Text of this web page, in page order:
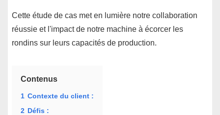
Cette étude de cas met en lumière notre collaboration
réussie et l'impact de notre machine à écorcer les
rondins sur leurs capacités de production.
Contenus
1 Contexte du client :
2 Défis :